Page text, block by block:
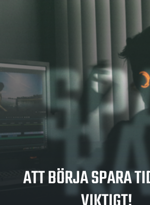
ATT BÖRJA SPARA